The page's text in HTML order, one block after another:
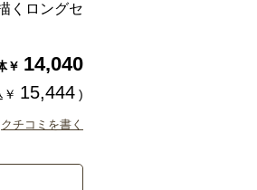
くロングセ
￥ 14,040
15,444 )
クチコミを書く